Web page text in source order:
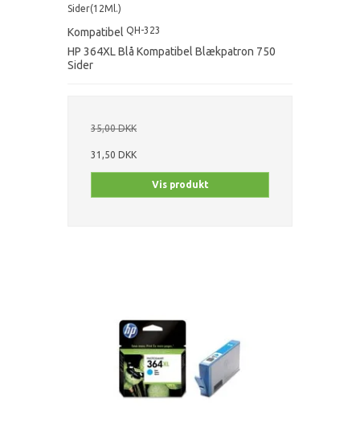
Sider(12Ml.)
Kompatibel QH-323
HP 364XL Blå Kompatibel Blækpatron 750
Sider
35,00 DKK
31,50 DKK
Vis produkt